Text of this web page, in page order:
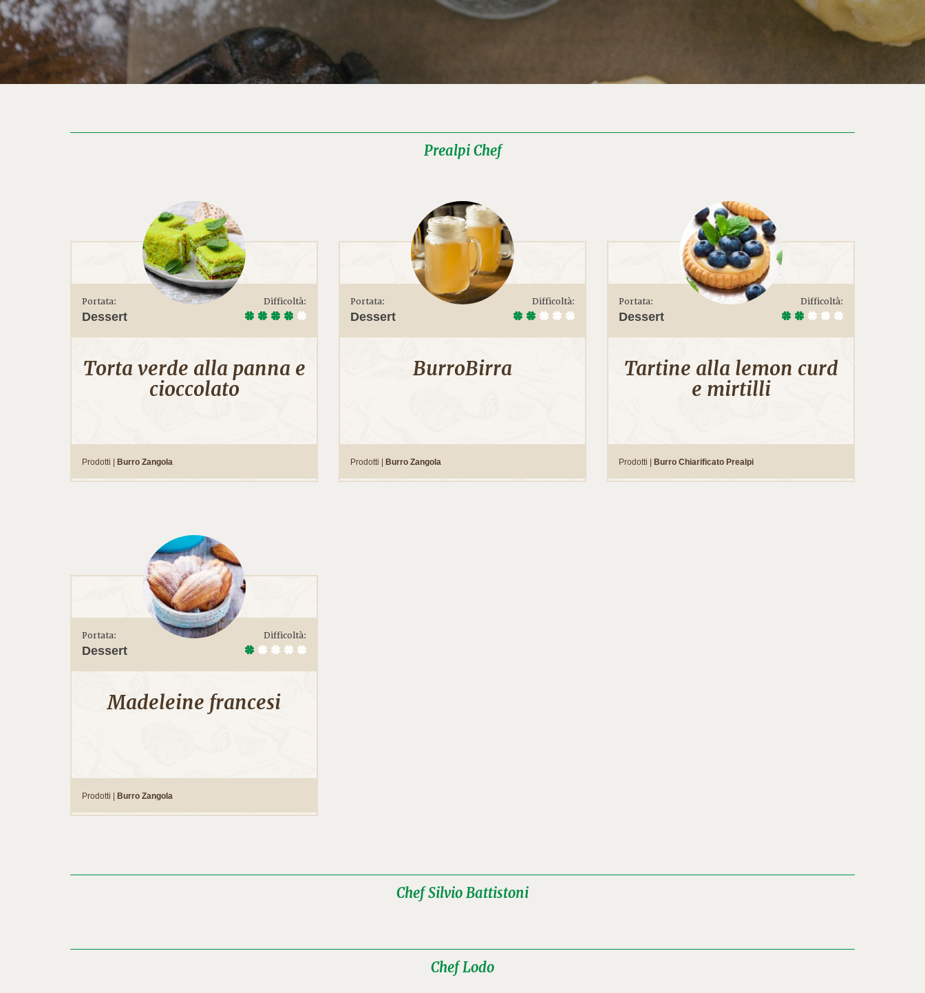
Prealpi Chef
Portata:
Dessert
Difficoltà:
Torta verde alla panna e
cioccolato
Prodotti | Burro Zangola
Portata:
Dessert
Difficoltà:
BurroBirra
Prodotti | Burro Zangola
Portata:
Dessert
Difficoltà:
Tartine alla lemon curd
e mirtilli
Prodotti | Burro Chiarificato Prealpi
Portata:
Dessert
Difficoltà:
Madeleine francesi
Prodotti | Burro Zangola
Chef Silvio Battistoni
Chef Lodo